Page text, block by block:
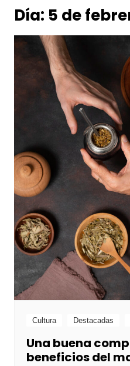
Día: 5 de
Cultura Destacadas
Una buena
beneficios del